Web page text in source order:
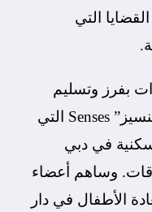
التي
بفرز وتسليم
السلع الأساسية إلى جمعية “سينسيز” Senses التي
في دبي
وساهم أعضاء
الأطفال في دار